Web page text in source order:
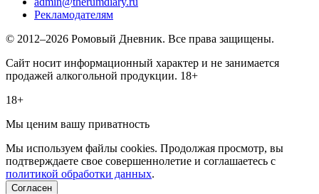
Рекламодателям
© 2012–2026 Ромовый Дневник. Все права защищены.
Сайт носит информационный характер и не занимается
продажей алкогольной продукции. 18+
18+
Мы ценим вашу приватность
Мы используем файлы cookies. Продолжая просмотр, вы
подтверждаете свое совершеннолетие и соглашаетесь с
политикой обработки данных.
Согласен